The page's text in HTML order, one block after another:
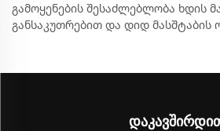
გამოყენების შესაძლებლობა ხდის
განსაკუთრებით და დიდ მასშტაბის